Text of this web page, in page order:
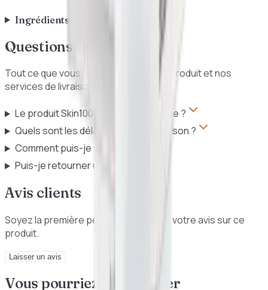
Ingrédients et mode d'emploi
Questions fréquentes
Tout ce que vous devez savoir sur ce produit et nos
services de livraison au Sénégal.
Le produit Skin1004 est-il authentique ?
Quels sont les délais et frais de livraison ?
Comment puis-je payer ?
Puis-je retourner un produit ?
Avis clients
Soyez la première personne à donner votre avis sur ce
produit.
Laisser un avis
Vous pourriez aussi aimer